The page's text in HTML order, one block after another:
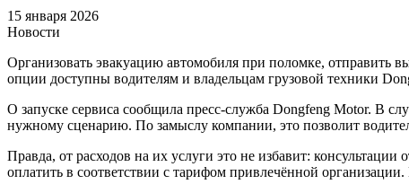
15 января 2026
Новости
Организовать эвакуацию автомобиля при поломке, отправить
опции доступны водителям и владельцам грузовой техники
О запуске сервиса сообщила пресс-служба Dongfeng Motor. В
нужному сценарию. По замыслу компании, это позволит
Правда, от расходов на их услуги это не избавит:
оплатить в соответствии с тарифом привлечённой